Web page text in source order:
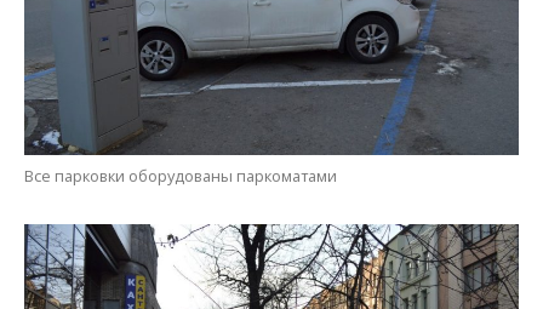
Все парковки оборудованы паркоматами